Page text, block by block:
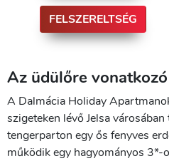
FELSZERELTSÉG
Az üdülőre
A Dalmácia Holiday
szigeteken lévő Jelsa
tengerparton egy ős fenyves
működik egy hagyományos 3*-